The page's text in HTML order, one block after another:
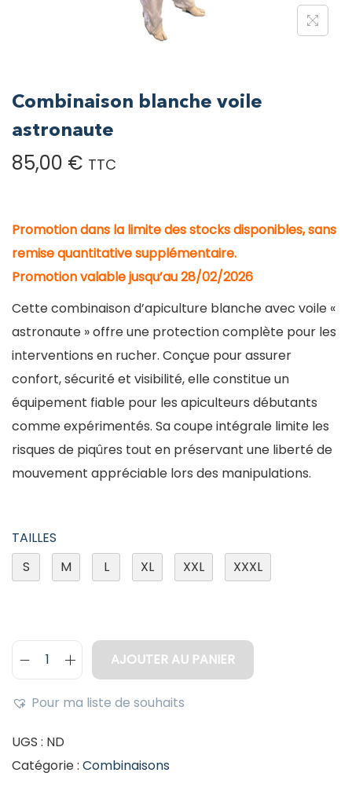
Combinaison blanche voile
astronaute
85,00 € TTC
Promotion dans la limite des stocks disponibles, sans
remise quantitative supplémentaire.
Promotion valable jusqu’au 28/02/2026
Cette combinaison d’apiculture blanche avec voile «
astronaute » offre une protection complète pour les
interventions en rucher. Conçue pour assurer
confort, sécurité et visibilité, elle constitue un
équipement fiable pour les apiculteurs débutants
comme expérimentés. Sa coupe intégrale limite les
risques de piqûres tout en préservant une liberté de
mouvement appréciable lors des manipulations.
TAILLES
S
M L XL XXL XXXL
AJOUTER AU PANIER
Pour ma liste de souhaits
UGS : ND
Catégorie : Combinaisons